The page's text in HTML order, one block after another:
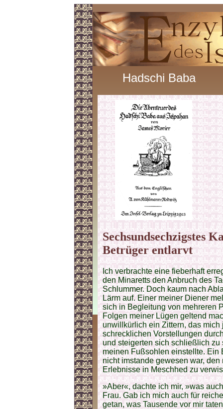
Hadschi Baba
Sechsundsechzigstes
Betrüger entlarvt
Ich verbrachte eine fieberhaft
den Minaretts den Anbruch des
Schlummer. Doch kaum nach
Lärm auf. Einer meiner Diener
sich in Begleitung von mehreren
Folgen meiner Lügen geltend
unwillkürlich ein Zittern, das mich
schrecklichen Vorstellungen
und steigerten sich schließlich
meinen Fußsohlen einstellte. Ein
nicht imstande gewesen war,
Erlebnisse in Meschhed zu
»Aber«, dachte ich mir, »was
Frau. Gab ich mich auch für
getan, was Tausende vor mir